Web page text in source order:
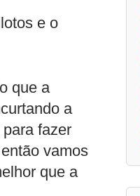
e o
que a
a
fazer
vamos
que a